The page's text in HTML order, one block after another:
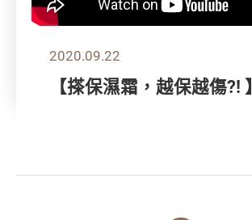
2020.09.22
【搽保濕霜，越保越傷?! 】